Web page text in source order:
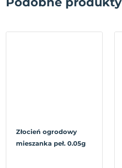
Złocień ogrodowy
mieszanka peł. 0.05g